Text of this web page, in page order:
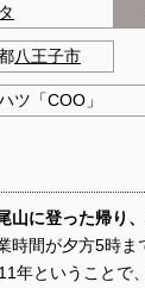
八王子市
ツ「COO」
山に登った帰り
時間が夕方5時
ということで